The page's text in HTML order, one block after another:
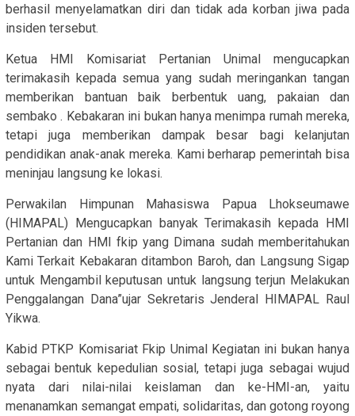
berhasil menyelamatkan diri dan tidak ada korban jiwa pada
insiden tersebut.
Ketua HMI Komisariat Pertanian Unimal mengucapkan
terimakasih kepada semua yang sudah meringankan tangan
memberikan bantuan baik berbentuk uang, pakaian dan
sembako . Kebakaran ini bukan hanya menimpa rumah mereka,
tetapi juga memberikan dampak besar bagi kelanjutan
pendidikan anak-anak mereka. Kami berharap pemerintah bisa
meninjau langsung ke lokasi.
Perwakilan Himpunan Mahasiswa Papua Lhokseumawe
(HIMAPAL) Mengucapkan banyak Terimakasih kepada HMI
Pertanian dan HMI fkip yang Dimana sudah memberitahukan
Kami Terkait Kebakaran ditambon Baroh, dan Langsung Sigap
untuk Mengambil keputusan untuk langsung terjun Melakukan
Penggalangan Dana”ujar Sekretaris Jenderal HIMAPAL Raul
Yikwa.
Kabid PTKP Komisariat Fkip Unimal Kegiatan ini bukan hanya
sebagai bentuk kepedulian sosial, tetapi juga sebagai wujud
nyata dari nilai-nilai keislaman dan ke-HMI-an, yaitu
menanamkan semangat empati, solidaritas, dan gotong royong